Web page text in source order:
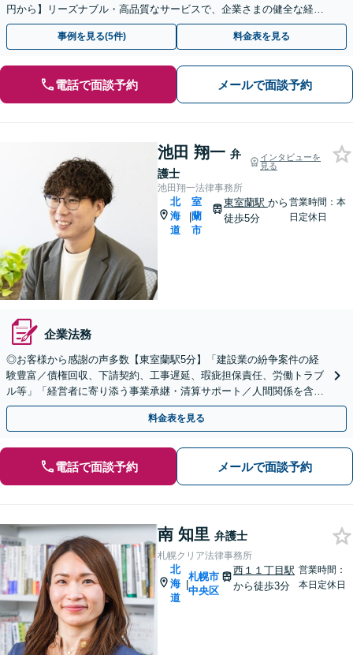
円から】リーズナブル・高品質なサービスで、企業さまの健全な経営
をサポート【初回面談無料】【夜間面談可】
事例を見る(5件) 料金表を見る
電話で面談予約 メールで面談予約
池田 翔一 弁
護士
インタビューを
見る
池田翔一法律事務所
北
海
道
|
室
蘭
市
東室蘭駅 から
徒歩5分
営業時間：本
日定休日
企業法務
◎お客様から感謝の声多数【東室蘭駅5分】「建設業の紛争案件の経
験豊富／債権回収、下請契約、工事遅延、瑕疵担保責任、労働トラブ
ル等」「経営者に寄り添う事業承継・清算サポート／人間関係を含め
た総合的なアドバイス」顧問契約／WEB面談／夜間相談可
料金表を見る
電話で面談予約 メールで面談予約
南 知里 弁護士
札幌クリア法律事務所
北
海
道
|
札幌市
中央区
西１１丁目駅
から徒歩3分
営業時間：
本日定休日